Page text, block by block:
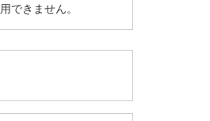
できません。